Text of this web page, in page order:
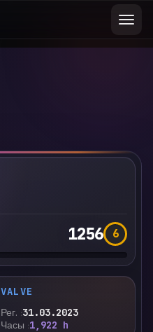
1256 6
VALVE
Рег. 31.03.2023
Часы 1,922 h